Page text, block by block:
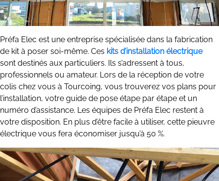
Préfa Elec est une entreprise spécialisée dans la fabrication
de kit à poser soi-même. Ces kits d’installation électrique
sont destinés aux particuliers. Ils s’adressent à tous,
professionnels ou amateur. Lors de la réception de votre
colis chez vous à Tourcoing, vous trouverez vos plans pour
l’installation, votre guide de pose étape par étape et un
numéro d’assistance. Les équipes de Préfa Elec restent à
votre disposition. En plus d’être facile à utiliser, cette pieuvre
électrique vous fera économiser jusqu’à 50 %.